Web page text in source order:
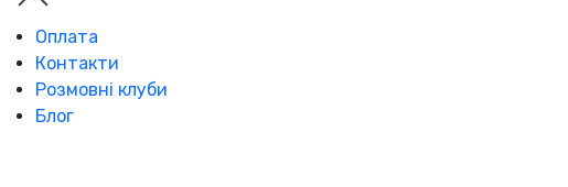
Оплата
Контакти
Розмовні клуби
Блог